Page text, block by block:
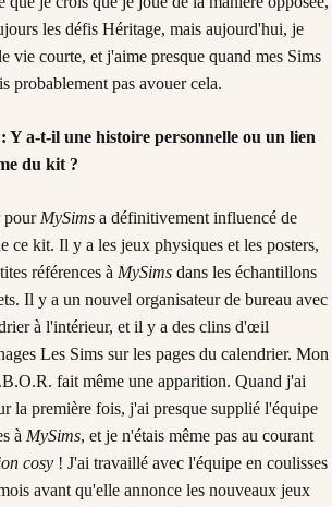
les défis Héritage, mais aujourd'hui, je
vie courte, et j'aime presque quand mes Sims
probablement pas avouer cela.
a-t-il une histoire personnelle ou un lien
du kit ?
MySims a définitivement influencé de
ce kit. Il y a les jeux physiques et les posters,
références à MySims dans les échantillons
Il y a un nouvel organisateur de bureau avec
à l'intérieur, et il y a des clins d'œil
Les Sims sur les pages du calendrier. Mon
fait même une apparition. Quand j'ai
la première fois, j'ai presque supplié l'équipe
à MySims, et je n'étais même pas au courant
cosy ! J'ai travaillé avec l'équipe en coulisses
avant qu'elle annonce les nouveaux jeux